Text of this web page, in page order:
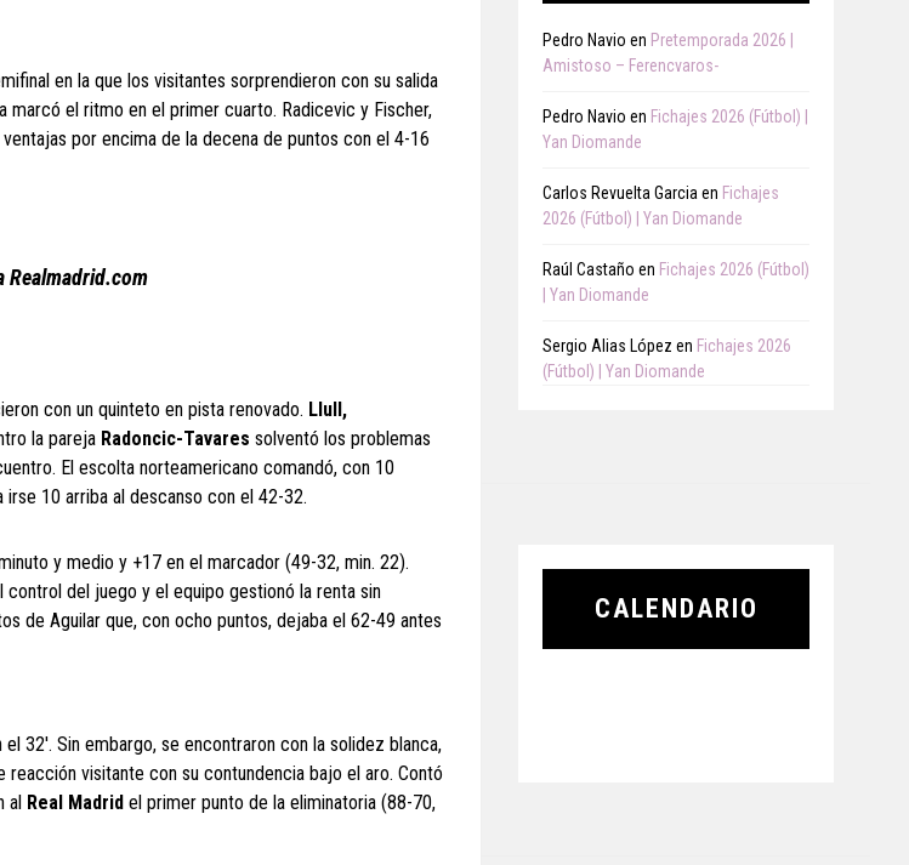
en la que los visitantes sorprendieron con su salida
marcó el ritmo en el primer cuarto. Radicevic y Fischer,
por encima de la decena de puntos con el 4-16
Realmadrid.com
con un quinteto en pista renovado. Llull,
la pareja Radoncic-Tavares solventó los problemas
El escolta norteamericano comandó, con 10
10 arriba al descanso con el 42-32.
y medio y +17 en el marcador (49-32, min. 22).
control del juego y el equipo gestionó la renta sin
de Aguilar que, con ocho puntos, dejaba el 62-49 antes
32′. Sin embargo, se encontraron con la solidez blanca,
visitante con su contundencia bajo el aro. Contó
al Real Madrid el primer punto de la eliminatoria (88-70,
Pedro Navio en Pretemporada 2026 |
Amistoso – Ferencvaros-
Pedro Navio en Fichajes 2026 (Fútbol) |
Yan Diomande
Carlos Revuelta Garcia en Fichajes
2026 (Fútbol) | Yan Diomande
Raúl Castaño en Fichajes 2026 (Fútbol)
| Yan Diomande
Sergio Alias López en Fichajes 2026
(Fútbol) | Yan Diomande
CALENDARIO